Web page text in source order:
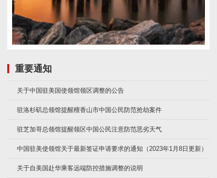
重要通知
关于中国驻美国使领馆领区调整的公告
驻洛杉矶总领馆提醒檀香山市中国公民防范抢劫案件
驻芝加哥总领馆提醒领区中国公民注意防范恶劣天气
中国驻美使领馆关于最新签证申请要求的通知（2023年1月8日更新）
关于自美国赴华乘客远端防控措施调整的说明